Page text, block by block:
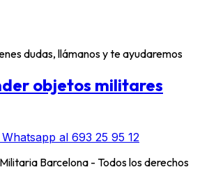
dudas, llámanos y te ayudaremos
objetos militares
al 693 25 95 12
Barcelona - Todos los derechos